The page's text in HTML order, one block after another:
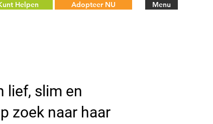
Helpen Adopteer NU Menu
lief, slim en
zoek naar haar